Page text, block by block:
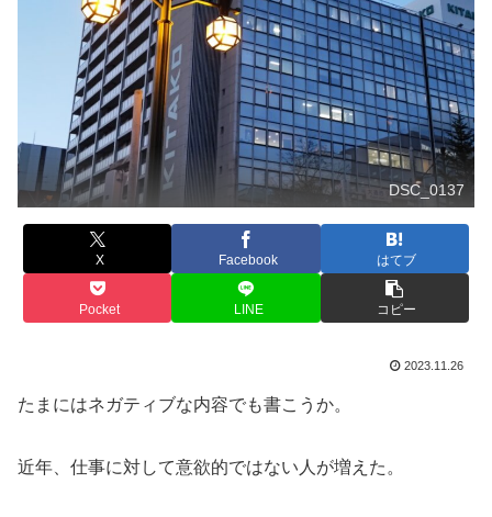
DSC_0137
X Facebook はてブ
Pocket LINE コピー
2023.11.26
たまにはネガティブな内容でも書こうか。
近年、仕事に対して意欲的ではない人が増えた。